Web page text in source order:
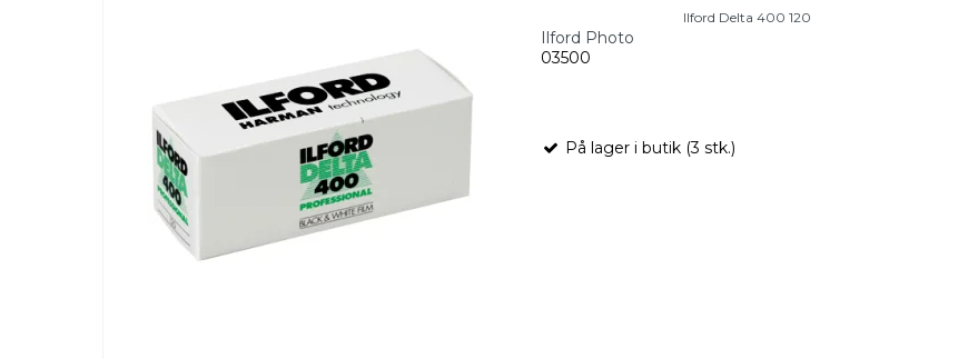
Ilford Delta 400 120
Ilford Photo
03500
På lager i butik (3 stk.)